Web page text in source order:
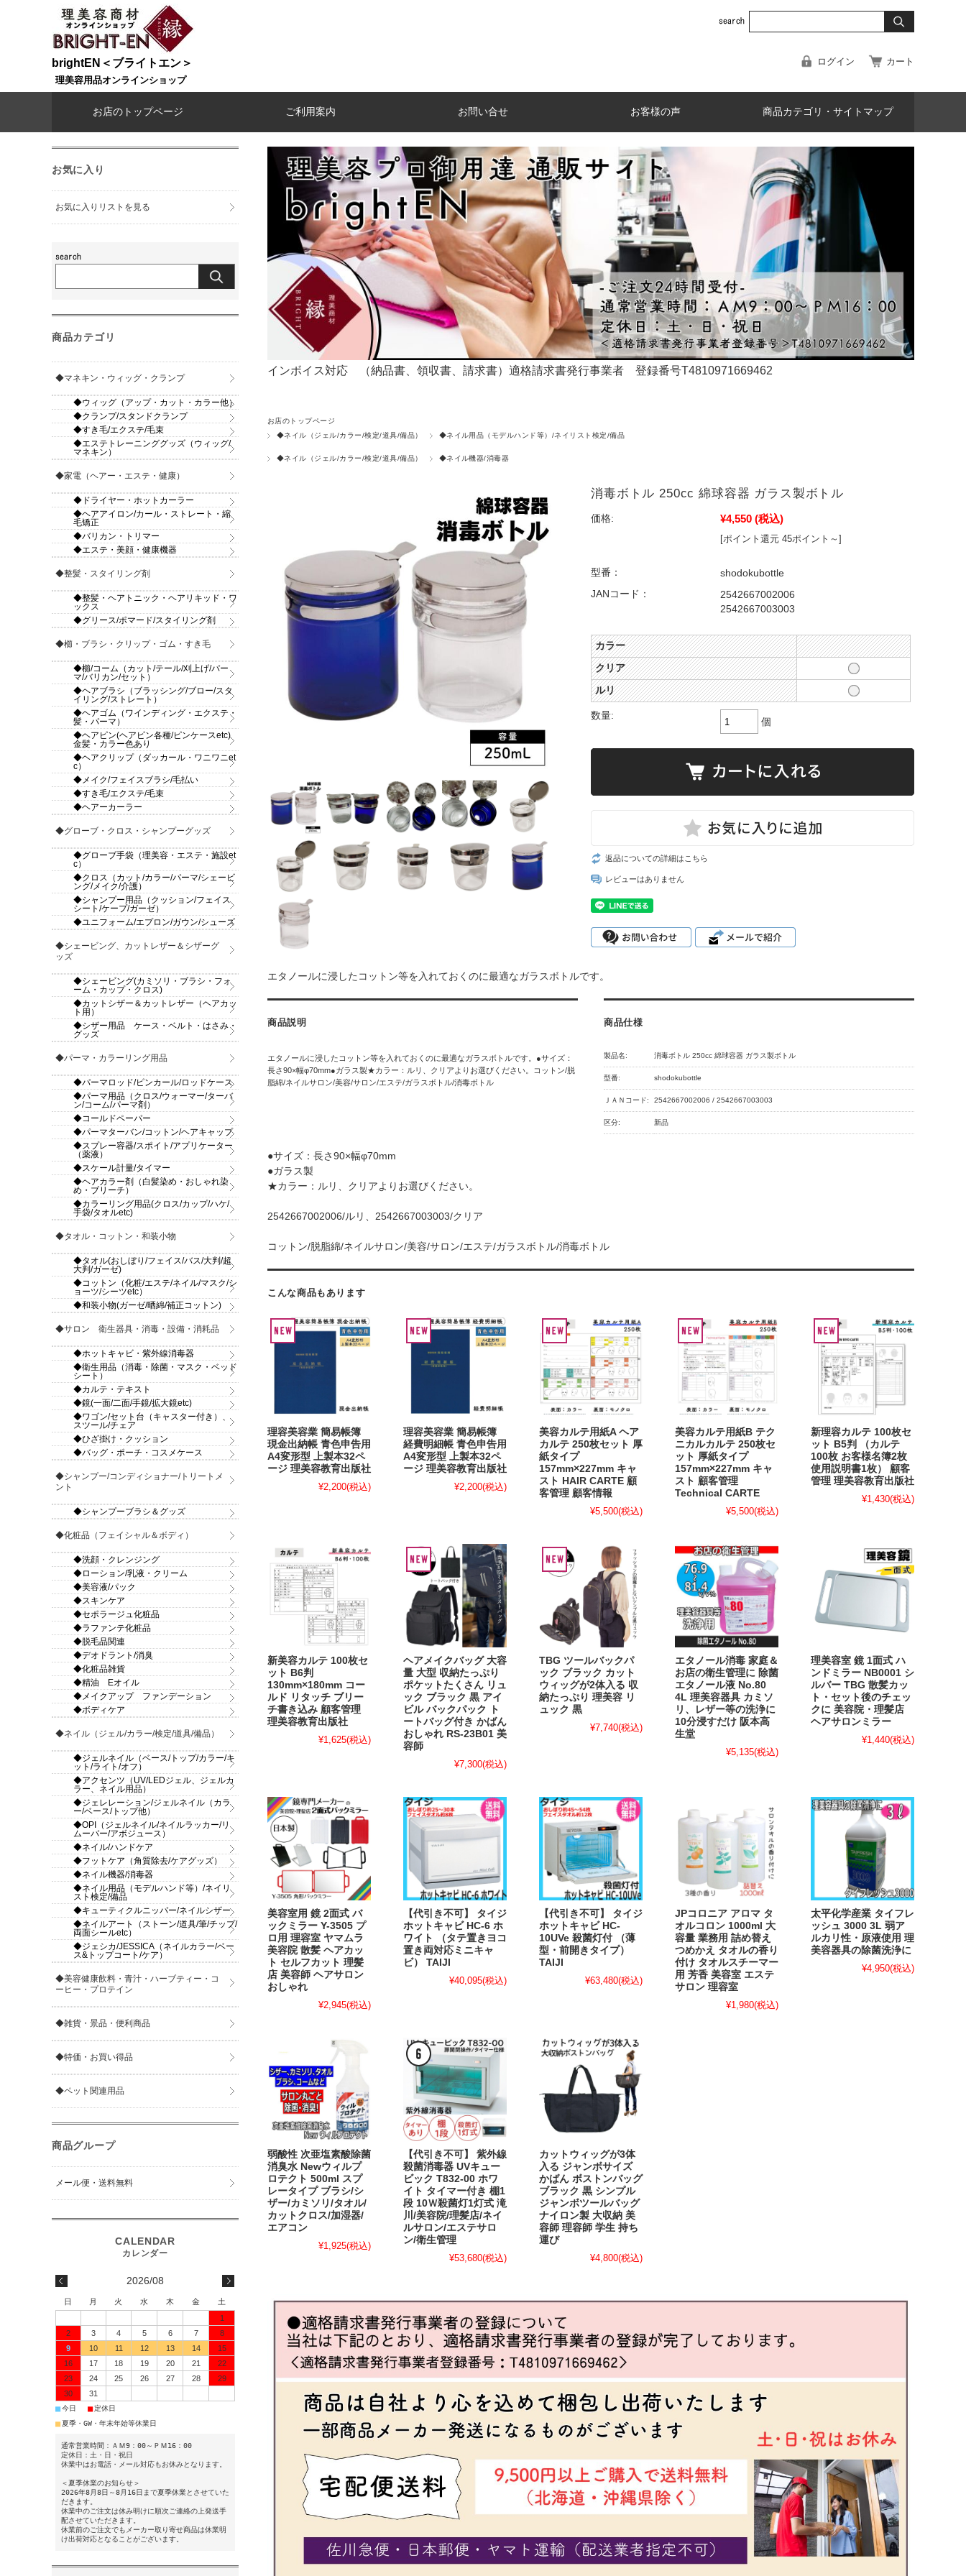
brightEN＜ブライトエン＞
理美容用品オンラインショップ
ログイン カート
お店のトップページ ご利用案内 お問い合せ お客様の声 商品カテゴリ・サイトマップ
インボイス対応 （納品書、領収書、請求書）適格請求書発行事業者 登録番号T4810971669462
お店のトップページ
◆ネイル（ジェル/カラー/検定/道具/備品）
◆ネイル用品（モデルハンド等）/ネイリスト検定/備品
◆ネイル（ジェル/カラー/検定/道具/備品） ◆ネイル機器/消毒器
消毒ボトル 250cc 綿球容器 ガラス製ボトル
価格: ¥4,550 (税込)
[ポイント還元 45ポイント～]
型番：
shodokubottle
JANコード：
2542667002006
2542667003003
カラー
クリア
ルリ
数量:
個
返品についての詳細はこちら
レビューはありません
エタノールに浸したコットン等を入れておくのに最適なガラスボトルです。
商品説明
エタノールに浸したコットン等を入れておくのに最適なガラスボトルです。●サイズ：
長さ90×幅φ70mm●ガラス製★カラー：ルリ、クリアよりお選びください。コットン/脱
脂綿/ネイルサロン/美容/サロン/エステ/ガラスボトル/消毒ボトル
商品仕様
製品名: 消毒ボトル 250cc 綿球容器 ガラス製ボトル
型番: shodokubottle
ＪＡＮコード: 2542667002006 / 2542667003003
区分: 新品
●サイズ：長さ90×幅φ70mm
●ガラス製
★カラー：ルリ、クリアよりお選びください。
2542667002006/ルリ、2542667003003/クリア
コットン/脱脂綿/ネイルサロン/美容/サロン/エステ/ガラスボトル/消毒ボトル
こんな商品もあります
理容美容業 簡易帳簿
現金出納帳 青色申告用
A4変形型 上製本32ペ
ージ 理美容教育出版社
¥2,200(税込)
理容美容業 簡易帳簿
経費明細帳 青色申告用
A4変形型 上製本32ペ
ージ 理美容教育出版社
¥2,200(税込)
美容カルテ用紙A ヘア
カルテ 250枚セット 厚
紙タイプ
157mm×227mm キャ
スト HAIR CARTE 顧
客管理 顧客情報
¥5,500(税込)
美容カルテ用紙B テク
ニカルカルテ 250枚セ
ット 厚紙タイプ
157mm×227mm キャ
スト 顧客管理
Technical CARTE
¥5,500(税込)
新理容カルテ 100枚セ
ット B5判 （カルテ
100枚 お客様名簿2枚
使用説明書1枚） 顧客
管理 理美容教育出版社
¥1,430(税込)
新美容カルテ 100枚セ
ット B6判
130mm×180mm コー
ルド リタッチ ブリー
チ書き込み 顧客管理
理美容教育出版社
¥1,625(税込)
ヘアメイクバッグ 大容
量 大型 収納たっぷり
ポケットたくさん リュ
ック ブラック 黒 アイ
ビル バックパック ト
ートバッグ付き かばん
おしゃれ RS-23B01 美
容師
¥7,300(税込)
TBG ツールバックパ
ック ブラック カット
ウィッグが2体入る 収
納たっぷり 理美容 リ
ュック 黒
¥7,740(税込)
エタノール消毒 家庭＆
お店の衛生管理に 除菌
エタノール液 No.80
4L 理美容器具 カミソ
リ、レザー等の洗浄に
10分浸すだけ 阪本高
生堂
¥5,135(税込)
理美容室 鏡 1面式 ハ
ンドミラー NB0001 シ
ルバー TBG 散髪カッ
ト・セット後のチェッ
クに 美容院・理髪店
ヘアサロンミラー
¥1,440(税込)
美容室用 鏡 2面式 バ
ックミラー Y-3505 プ
ロ用 理容室 ヤマムラ
美容院 散髪 ヘアカッ
ト セルフカット 理髪
店 美容師 ヘアサロン
おしゃれ
¥2,945(税込)
【代引き不可】 タイジ
ホットキャビ HC-6 ホ
ワイト （タテ置きヨコ
置き両対応ミニキャ
ビ） TAIJI
¥40,095(税込)
【代引き不可】 タイジ
ホットキャビ HC-
10UVe 殺菌灯付 （薄
型・前開きタイプ）
TAIJI
¥63,480(税込)
JPコロニア アロマ タ
オルコロン 1000ml 大
容量 業務用 詰め替え
つめかえ タオルの香り
付け タオルスチーマー
用 芳香 美容室 エステ
サロン 理容室
¥1,980(税込)
太平化学産業 タイフレ
ッシュ 3000 3L 弱ア
ルカリ性・原液使用 理
美容器具の除菌洗浄に
¥4,950(税込)
弱酸性 次亜塩素酸除菌
消臭水 Newウィルプ
ロテクト 500ml スプ
レータイプ ブラシ/シ
ザー/カミソリ/タオル/
カットクロス/加湿器/
エアコン
¥1,925(税込)
【代引き不可】 紫外線
殺菌消毒器 UVキュー
ビック T832-00 ホワ
イト タイマー付き 棚1
段 10Ｗ殺菌灯1灯式 滝
川/美容院/理髪店/ネイ
ルサロン/エステサロ
ン/衛生管理
¥53,680(税込)
カットウィッグが3体
入る ジャンボサイズ
かばん ボストンバッグ
ブラック 黒 シンプル
ジャンボツールバッグ
ナイロン製 大収納 美
容師 理容師 学生 持ち
運び
¥4,800(税込)
お気に入り
お気に入りリストを見る
商品カテゴリ
◆マネキン・ウィッグ・クランプ
◆ウィッグ（アップ・カット・カラー他）
◆クランプ/スタンドクランプ
◆すき毛/エクステ/毛束
◆エステトレーニンググッズ（ウィッグ/
マネキン）
◆家電（ヘアー・エステ・健康）
◆ドライヤー・ホットカーラー
◆ヘアアイロン/カール・ストレート・縮
毛矯正
◆バリカン・トリマー
◆エステ・美顔・健康機器
◆整髪・スタイリング剤
◆整髪・ヘアトニック・ヘアリキッド・ワ
ックス
◆グリース/ポマード/スタイリング剤
◆櫛・ブラシ・クリップ・ゴム・すき毛
◆櫛/コーム（カット/テール/刈上げ/パー
マ/バリカン/セット）
◆ヘアブラシ（ブラッシング/ブロー/スタ
イリング/ストレート）
◆ヘアゴム（ワインディング・エクステ・
髪・パーマ）
◆ヘアピン(ヘアピン各種/ピンケースetc)
金髪・カラー色あり
◆ヘアクリップ（ダッカール・ワニワニet
c）
◆メイク/フェイスブラシ/毛払い
◆すき毛/エクステ/毛束
◆ヘアーカーラー
◆グローブ・クロス・シャンプーグッズ
◆グローブ手袋（理美容・エステ・施設et
c）
◆クロス（カット/カラー/パーマ/シェービ
ング/メイク/介護）
◆シャンプー用品（クッション/フェイス
シート/ケープ/ガーゼ）
◆ユニフォーム/エプロン/ガウン/シューズ
◆シェービング、カットレザー＆シザーグ
ッズ
◆シェービング(カミソリ・ブラシ・フォ
ーム・カップ・クロス)
◆カットシザー＆カットレザー（ヘアカッ
ト用）
◆シザー用品 ケース・ベルト・はさみ・
グッズ
◆パーマ・カラーリング用品
◆パーマロッド/ピンカール/ロッドケース
◆パーマ用品（クロス/ウォーマー/ターバ
ン/コーム/パーマ剤）
◆コールドペーパー
◆パーマターバン/コットン/ヘアキャップ
◆スプレー容器/スポイト/アプリケーター
（薬液）
◆スケール計量/タイマー
◆ヘアカラー剤（白髪染め・おしゃれ染
め・ブリーチ）
◆カラーリング用品(クロス/カップ/ハケ/
手袋/タオルetc)
◆タオル・コットン・和装小物
◆タオル(おしぼり/フェイス/バス/大判/超
大判/ガーゼ)
◆コットン（化粧/エステ/ネイル/マスク/シ
ョーツ/シーツetc）
◆和装小物(ガーゼ/晒綿/補正コットン)
◆サロン 衛生器具・消毒・設備・消耗品
◆ホットキャビ・紫外線消毒器
◆衛生用品（消毒・除菌・マスク・ベッド
シート）
◆カルテ・テキスト
◆鏡(一面/二面/手鏡/拡大鏡etc)
◆ワゴン/セット台（キャスター付き）、
スツール/チェア
◆ひざ掛け・クッション
◆バッグ・ポーチ・コスメケース
◆シャンプー/コンディショナー/トリートメ
ント
◆シャンプーブラシ＆グッズ
◆化粧品（フェイシャル＆ボディ）
◆洗顔・クレンジング
◆ローション/乳液・クリーム
◆美容液/パック
◆スキンケア
◆セポラージュ化粧品
◆ラファンテ化粧品
◆脱毛品関連
◆デオドラント/消臭
◆化粧品雑貨
◆精油 Eオイル
◆メイクアップ ファンデーション
◆ボディケア
◆ネイル（ジェル/カラー/検定/道具/備品）
◆ジェルネイル（ベース/トップ/カラー/キ
ット/ライト/オフ）
◆アクセンツ（UV/LEDジェル、ジェルカ
ラー、ネイル用品）
◆ジェレレーション/ジェルネイル（カラ
ー/ベース/トップ他）
◆OPI（ジェルネイル/ネイルラッカー/リ
ムーバー/アボジュース）
◆ネイル/ハンドケア
◆フットケア（角質除去/ケアグッズ）
◆ネイル機器/消毒器
◆ネイル用品（モデルハンド等）/ネイリ
スト検定/備品
◆キューティクルニッパー/ネイルシザー
◆ネイルアート（ストーン/道具/筆/チップ/
両面シールetc）
◆ジェシカ/JESSICA（ネイルカラー/ベー
ス&トップコート/ケア）
◆美容健康飲料・青汁・ハーブティー・コ
ーヒー・プロテイン
◆雑貨・景品・便利商品
◆特価・お買い得品
◆ペット関連用品
商品グループ
メール便・送料無料
2026/08
日 月 火 水 木 金
土
1
2
3 4 5 6 7
8
9
10 11 12 13 14
15
16
17 18 19 20 21
22
23
24 25 26 27 28
29
30
31
■今日 ■定休日
■夏季・GW・年末年始等休業日
通常営業時間：ＡＭ9：00～ＰＭ16：00
定休日：土・日・祝日
休業中はお電話・メール対応もお休みとなります。
＜夏季休業のお知らせ＞
2026年8月8日～8月16日まで夏季休業とさせていた
だきます。
休業中のご注文は休み明けに順次ご連絡の上発送手
配させていただきます。
休業前のご注文でもメーカー取り寄せ商品は休業明
け出荷対応となることがございます。